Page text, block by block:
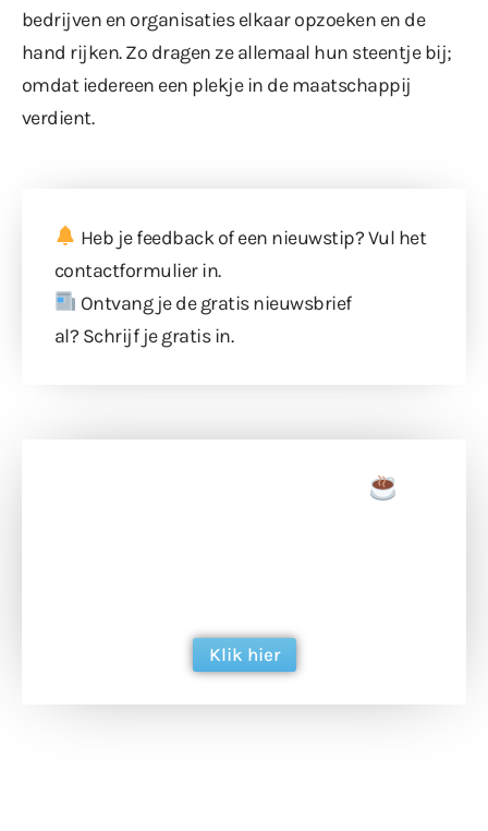
bedrijven en organisaties elkaar opzoeken en de
hand rijken. Zo dragen ze allemaal hun steentje bij;
omdat iedereen een plekje in de maatschappij
verdient.
Heb je feedback of een nieuwstip? Vul het
contactformulierin.
Ontvang je de gratis nieuwsbrief
al? Schrijf je gratis in.
Klik hier